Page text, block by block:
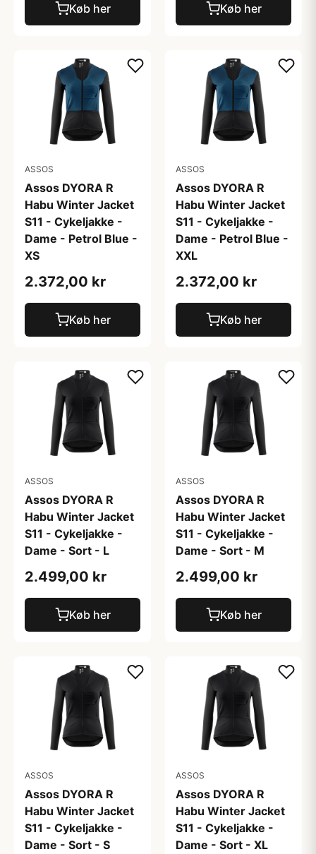
Køb her Køb her
ASSOS
Assos DYORA R
Habu Winter Jacket
S11 - Cykeljakke -
Dame - Petrol Blue -
XS
2.372,00 kr
Køb her
ASSOS
Assos DYORA R
Habu Winter Jacket
S11 - Cykeljakke -
Dame - Petrol Blue -
XXL
2.372,00 kr
Køb her
ASSOS
Assos DYORA R
Habu Winter Jacket
S11 - Cykeljakke -
Dame - Sort - L
2.499,00 kr
Køb her
ASSOS
Assos DYORA R
Habu Winter Jacket
S11 - Cykeljakke -
Dame - Sort - M
2.499,00 kr
Køb her
ASSOS
Assos DYORA R
Habu Winter Jacket
S11 - Cykeljakke -
Dame - Sort - S
ASSOS
Assos DYORA R
Habu Winter Jacket
S11 - Cykeljakke -
Dame - Sort - XL